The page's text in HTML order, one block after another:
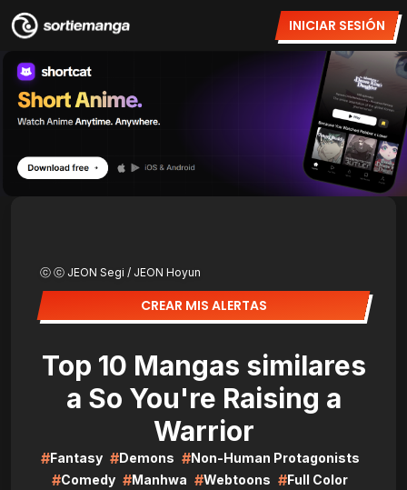
INICIAR SESIÓN
ⓒ ⓒ JEON Segi / JEON Hoyun
CREAR MIS ALERTAS
Top 10 Mangas similares
a So You're Raising a
Warrior
#Fantasy #Demons #Non-Human Protagonists
#Comedy #Manhwa #Webtoons #Full Color